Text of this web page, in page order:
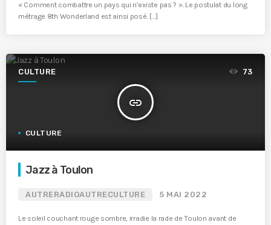
« Comment combattre un pays qui n’existe pas ? ». Le postulat du long
métrage 8th Wonderland est ainsi posé. […]
CULTURE
insert_link
73
CULTURE
Jazz à Toulon
AUTRERADIOAUTRECULTURE 5 MAI 2022
Le soleil couchant rouge sombre, irradie la rade de Toulon avant de